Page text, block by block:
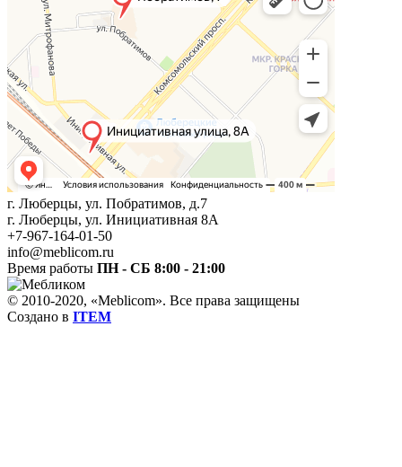
г. Люберцы, ул. Побратимов, д.7
г. Люберцы, ул. Инициативная 8А
+7-967-164-01-50
info@meblicom.ru
Время работы ПН - СБ 8:00 - 21:00
© 2010-2020, «Meblicom». Все права защищены
Создано в ITEM